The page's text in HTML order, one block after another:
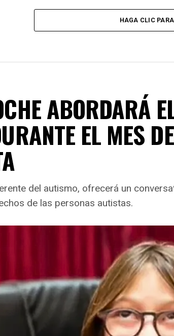
HAGA CLIC
ABORDARÁ
EL MES
del autismo, ofrecerá un
de las personas autistas.